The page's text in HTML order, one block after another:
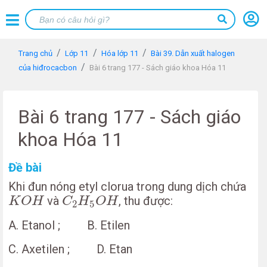
Trang chủ Lớp 11 Hóa lớp 11
Bài 39. Dẫn xuất halogen
của hiđrocacbon
Bài 6 trang 177 - Sách giáo khoa Hóa 11
Bài 6 trang 177 - Sách giáo
khoa Hóa 11
Đề bài
Khi đun nóng etyl clorua trong dung dịch chứa
KOH
KOH và C2H5OH
C2 H5OH, thu được:
A. Etanol ; B. Etilen
C. Axetilen ; D. Etan